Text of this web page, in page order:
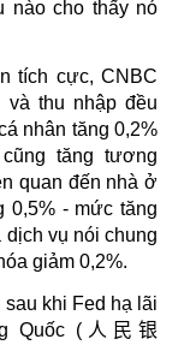
nào cho thấy nó
tích cực, CNBC
và thu nhập đều
nhân tăng 0,2%
tăng tương
quan đến nhà ở
0,5% - mức tăng
dịch vụ nói chung
giảm 0,2%.
sau khi Fed hạ lãi
Quốc ( 人民银